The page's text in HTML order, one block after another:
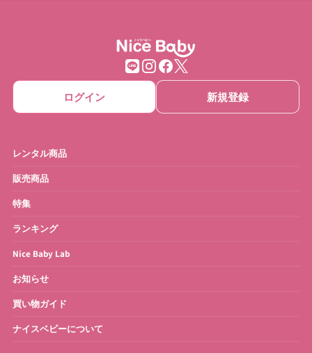
ログイン 新規登録
レンタル商品
販売商品
特集
ランキング
Nice Baby Lab
お知らせ
買い物ガイド
ナイスベビーについて